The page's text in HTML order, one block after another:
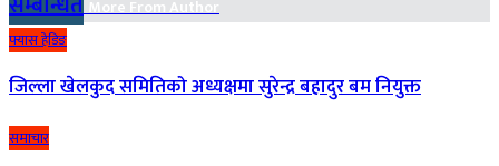
More From Author
फ्यास हेडिङ
जिल्ला खेलकुद समितिको अध्यक्षमा सुरेन्द्र बहादुर बम नियुक्त
समाचार